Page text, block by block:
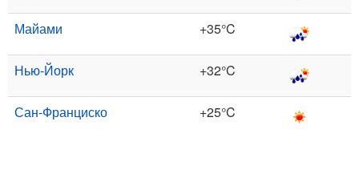
Майами +35°C
Нью-Йорк +32°C
Сан-Франциско +25°C